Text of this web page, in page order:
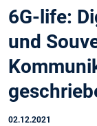
6G-life:
und
02.12.2021